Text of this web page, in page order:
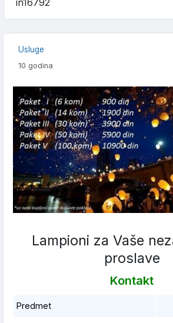
in16792
Usluge
10 godina
Lampioni za Vaše
proslave
Kontakt
Predmet